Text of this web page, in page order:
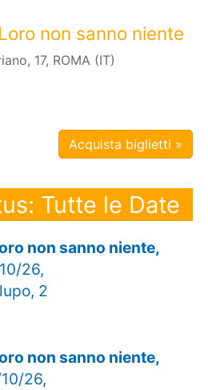
non sanno niente
17, ROMA (IT)
Acquista biglietti »
Tutte le Date
non sanno niente,
26,
2
non sanno niente,
26,